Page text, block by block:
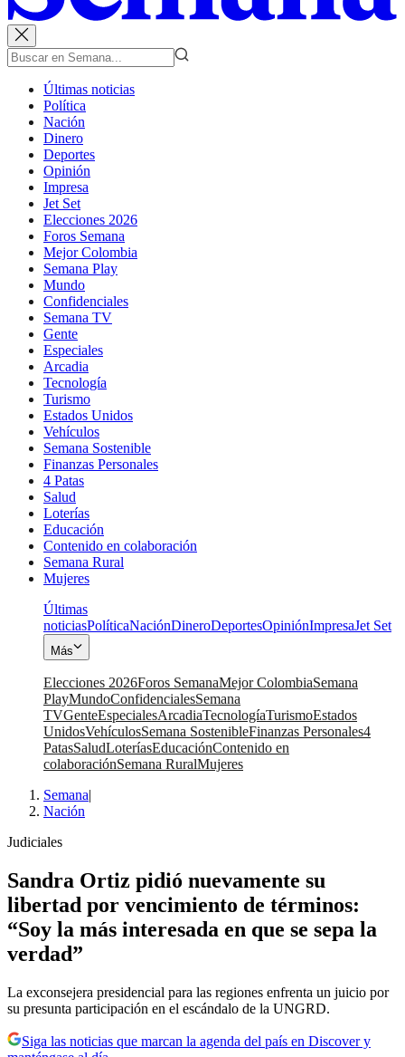
Últimas noticias
Política
Nación
Dinero
Deportes
Opinión
Impresa
Jet Set
Elecciones 2026
Foros Semana
Mejor Colombia
Semana Play
Mundo
Confidenciales
Semana TV
Gente
Especiales
Arcadia
Tecnología
Turismo
Estados Unidos
Vehículos
Semana Sostenible
Finanzas Personales
4 Patas
Salud
Loterías
Educación
Contenido en colaboración
Semana Rural
Mujeres
Últimas
noticiasPolíticaNaciónDineroDeportesOpiniónImpresaJet Set
Más
Elecciones 2026Foros SemanaMejor ColombiaSemana
PlayMundoConfidencialesSemana
TVGenteEspecialesArcadiaTecnologíaTurismoEstados
UnidosVehículosSemana SostenibleFinanzas Personales4
PatasSaludLoteríasEducaciónContenido en
colaboraciónSemana RuralMujeres
Semana|
Nación
Judiciales
Sandra Ortiz pidió nuevamente su
libertad por vencimiento de términos:
“Soy la más interesada en que se sepa la
verdad”
La exconsejera presidencial para las regiones enfrenta un juicio por
su presunta participación en el escándalo de la UNGRD.
Siga las noticias que marcan la agenda del país en Discover y